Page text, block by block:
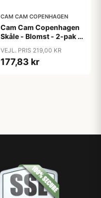
CAM CAM COPENHAGEN
Cam Cam Copenhagen
Skåle - Blomst - 2-pak -
VEJL. PRIS 219,00 KR
177,83 kr